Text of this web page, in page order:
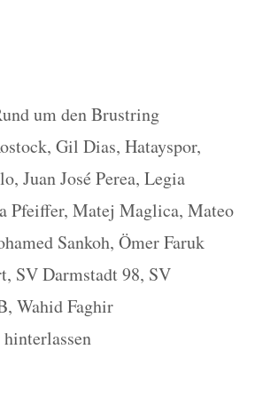
um den Brustring
, Gil Dias, Hatayspor,
, Juan José Perea, Legia
Pfeiffer, Matej Maglica, Mateo
Sankoh, Ömer Faruk
, SV Darmstadt 98, SV
, Wahid Faghir